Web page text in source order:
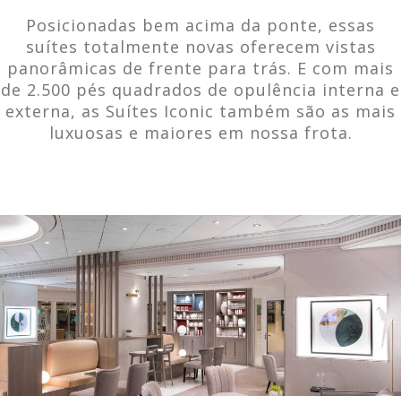
Posicionadas bem acima da ponte, essas
suítes totalmente novas oferecem vistas
panorâmicas de frente para trás. E com mais
de 2.500 pés quadrados de opulência interna e
externa, as Suítes Iconic também são as mais
luxuosas e maiores em nossa frota.